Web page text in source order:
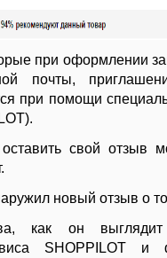
при оформлении
почты,
при помощи
свой отзыв
новый отзыв о
как он
SHOPPILOT и